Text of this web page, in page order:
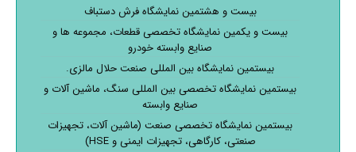
بیست و هشتمین نمایشگاه فرش دستباف
بیست و یکمین نمایشگاه تخصصی قطعات، مجموعه ها و
صنایع وابسته خودرو
بیستمین نمایشگاه بین المللی صنعت حلال مالزی.
بیستمین نمایشگاه تخصصی بین المللی سنگ، ماشین آلات و
صنایع وابسته
بیستمین نمایشگاه تخصصی صنعت (ماشین آلات، تجهیزات
صنعتی، کارگاهی، تجهیزات ایمنی و HSE)